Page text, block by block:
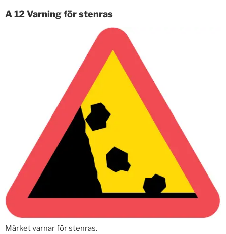
A 12 Varning för stenras
Märket varnar för stenras.